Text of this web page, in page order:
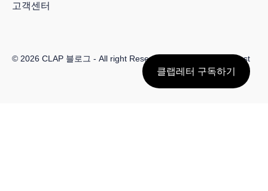
고객센터
© 2026 CLAP 블로그 - All right Reserved. Published with Ghost
클랩레터 구독하기